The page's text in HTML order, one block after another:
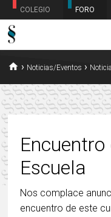
COLEGIO FORO
home › Noticias/Eventos ›
Escuela
Nos complace
encuentro de este